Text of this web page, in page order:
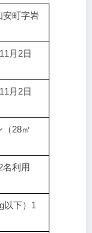
安町字岩
月2日
月2日
（28㎡
名利用
以下）1